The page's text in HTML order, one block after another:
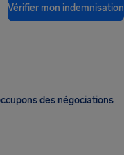
Vérifier mon indemnisation
des négociations